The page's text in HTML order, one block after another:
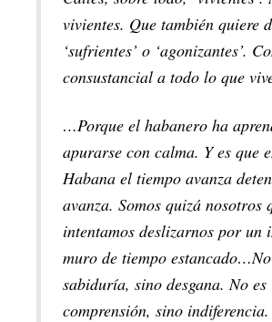
vivientes. Que también quiere
‘sufrientes’ o ‘agonizantes’.
consustancial a todo lo que
…Porque el habanero ha
apurarse con calma. Y es que
Habana el tiempo avanza
avanza. Somos quizá nosotros
intentamos deslizarnos por un
muro de tiempo
sabiduría, sino desgana. No es
comprensión, sino indiferencia.